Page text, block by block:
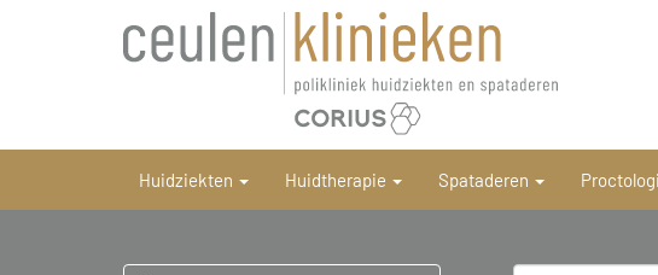
Huidziekten Huidtherapie Spataderen